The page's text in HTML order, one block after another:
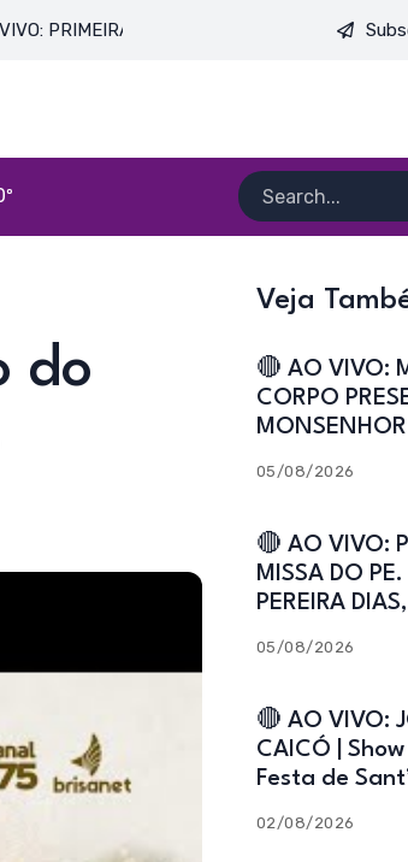
MISSA DO PE. HEITOR PEREIRA DIAS,
do
Veja
🔴 AO VIVO:
CORPO
Catedral de
05/08/2026
🔴 AO VIVO:
MISSA DO
PEREIRA DIAS,
Caicó-RN
05/08/2026
🔴 AO VIVO:
CAICÓ | Show
Festa de
02/08/2026